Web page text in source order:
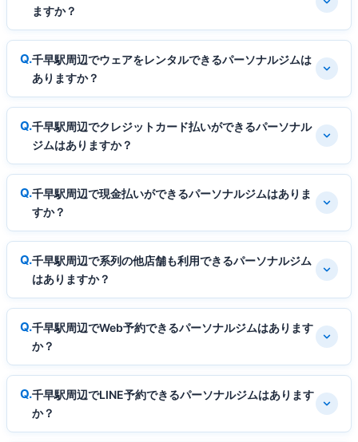
ますか？
千早駅周辺でウェアをレンタルできるパーソナルジムは
ありますか？
千早駅周辺でクレジットカード払いができるパーソナル
ジムはありますか？
千早駅周辺で現金払いができるパーソナルジムはありま
すか？
千早駅周辺で系列の他店舗も利用できるパーソナルジム
はありますか？
千早駅周辺でWeb予約できるパーソナルジムはあります
か？
千早駅周辺でLINE予約できるパーソナルジムはあります
か？